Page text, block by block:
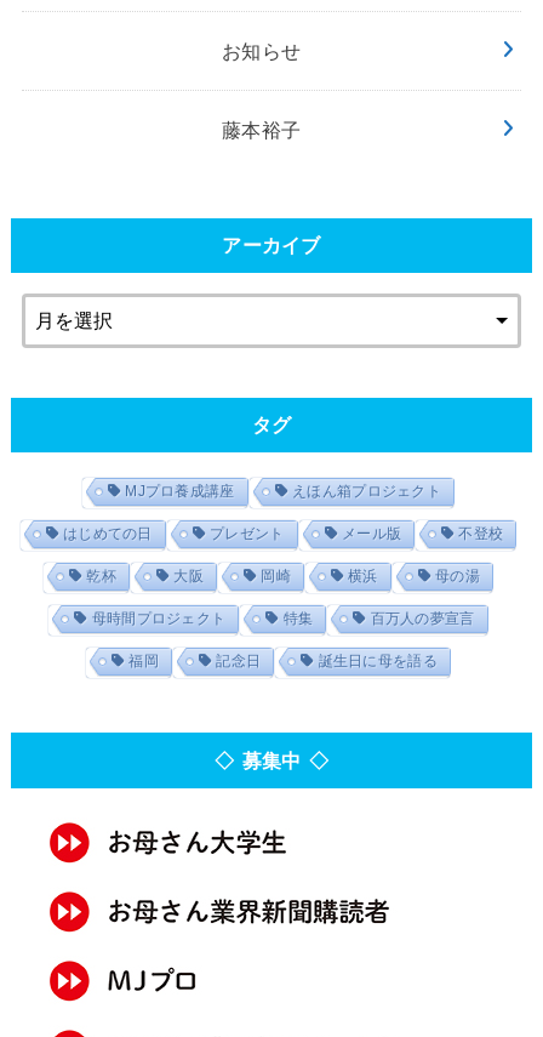
お知らせ
藤本裕子
アーカイブ
タグ
MJプロ養成講座 えほん箱プロジェクト
はじめての日 プレゼント メール版 不登校
乾杯 大阪 岡崎 横浜 母の湯
母時間プロジェクト 特集 百万人の夢宣言
福岡 記念日 誕生日に母を語る
◇ 募集中 ◇